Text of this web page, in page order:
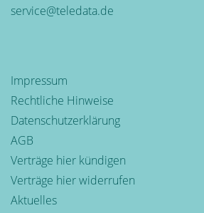
service@teledata.de
Impressum
Rechtliche Hinweise
Datenschutzerklärung
AGB
Verträge hier kündigen
Verträge hier widerrufen
Aktuelles